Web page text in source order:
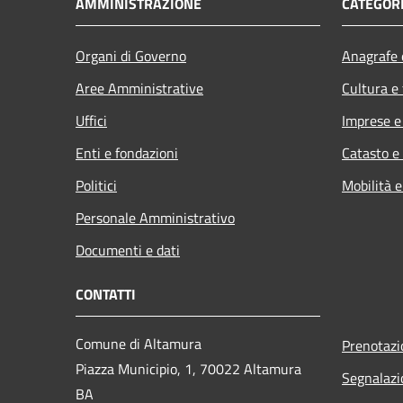
Organi di Governo
Aree Amministrative
Uffici
Enti e fondazioni
Politici
Personale Amministrativo
Documenti e dati
Cultura
Imprese
Catasto
Mobilità
CONTATTI
Comune di Altamura
Piazza Municipio, 1, 70022 Altamura
BA